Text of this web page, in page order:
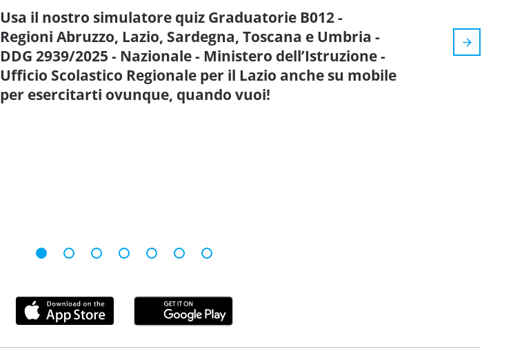
Usa il nostro simulatore quiz Graduatorie B012 -
Regioni Abruzzo, Lazio, Sardegna, Toscana e Umbria -
DDG 2939/2025 - Nazionale - Ministero dell’Istruzione -
Ufficio Scolastico Regionale per il Lazio anche su mobile
per esercitarti ovunque, quando vuoi!